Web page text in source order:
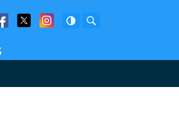
Facebook
Twitter Facebook